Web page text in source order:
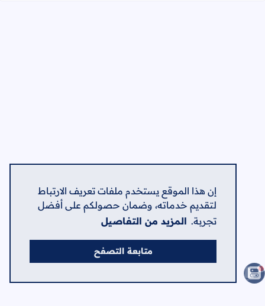
إن هذا الموقع يستخدم ملفات تعريف الارتباط
لتقديم خدماته، وضمان حصولكم على أفضل
تجربة. المزيد من التفاصيل
متابعة التصفح